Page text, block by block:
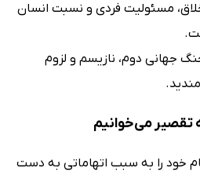
مسئولیت فردی و نسبت انسان
جهانی دوم، نازیسم و لزوم
تقصیر می‌خوانیم
خود را به سبب اتهاماتی به‌ دست